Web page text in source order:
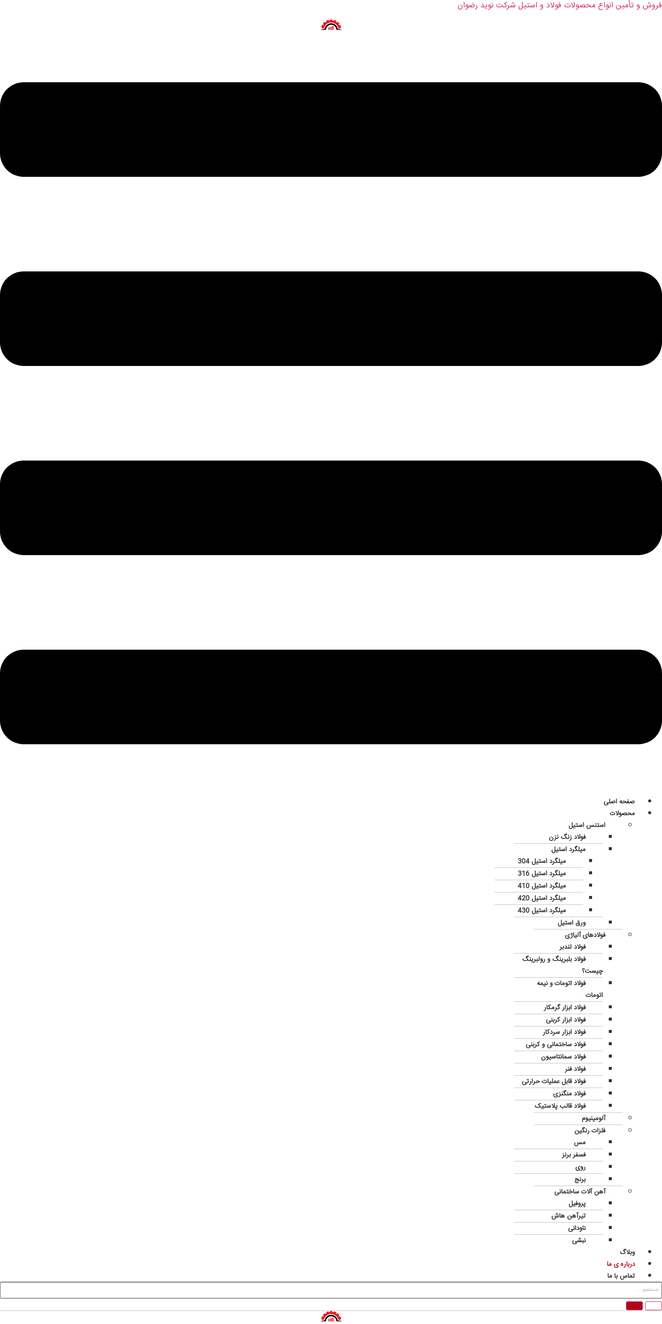
فروش و تأمین انواع محصولات فولاد و استیل شرکت نوید رضوان
صفحه اصلی
محصولات
استنس استیل
فولاد زنگ نزن
میلگرد استیل
میلگرد استیل 304
میلگرد استیل 316
میلگرد استیل 410
میلگرد استیل 420
میلگرد استیل 430
ورق استیل
فولادهای آلیاژی
فولاد تندبر
فولاد بلبرینگ و رولبرینگ
چیست؟
فولاد اتومات و نیمه
اتومات
فولاد ابزار گرمکار
فولاد ابزار کربنی
فولاد ابزار سردکار
فولاد ساختمانی و کربنی
فولاد سمانتاسیون
فولاد فنر
فولاد قابل عملیات حرارتی
فولاد منگنزی
فولاد قالب پلاستیک
آلومینیوم
فلزات رنگین
مس
فسفر برنز
روی
برنج
آهن آلات ساختمانی
پروفیل
تیرآهن هاش
ناودانی
نبشی
وبلاگ
درباره ی ما
تماس با ما